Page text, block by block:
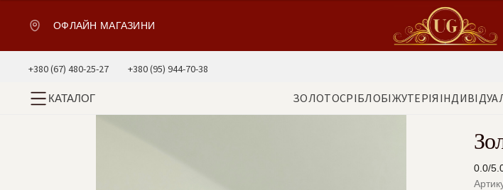
ОФЛАЙН МАГАЗИНИ
+380 (67) 480-25-27 +380 (95) 944-70-38
КАТАЛОГ ЗОЛОТОСРІБЛОБІЖУТЕРІЯ
0.0/